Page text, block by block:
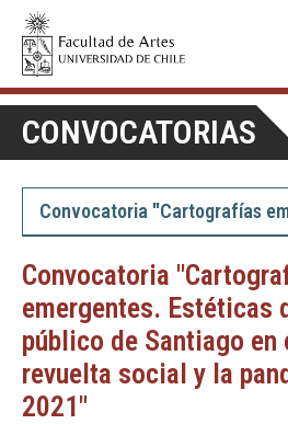
PORTADA
ADMISIÓN
ETAPA
CARRERAS
POSTGRADO
CREACIÓN E
CONVOCATORIAS
Convocatoria "Cartografías
Convocatoria
emergentes. Estéticas
público de Santiago en
revuelta social y la
2021"